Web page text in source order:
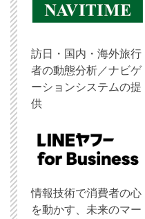
訪日・国内・海外旅行
者の動態分析／ナビゲ
ーションシステムの提
供
情報技術で消費者の心
を動かす、未来のマー